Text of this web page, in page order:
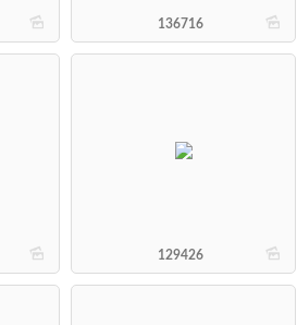
b b
136716
b b
129426